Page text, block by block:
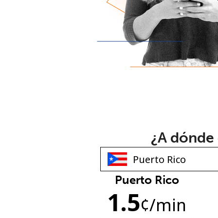
¿A
Puerto Rico
1.5¢/min